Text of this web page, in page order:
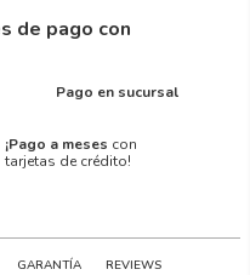
de pago con
Pago en sucursal
¡Pago a meses con
tarjetas de crédito!
GARANTÍA REVIEWS